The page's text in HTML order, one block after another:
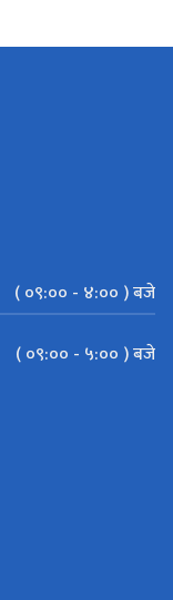
( ०९:०० - ४:०० ) बजे
( ०९:०० - ५:०० ) बजे